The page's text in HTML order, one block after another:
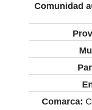
Comunidad
Comarca: